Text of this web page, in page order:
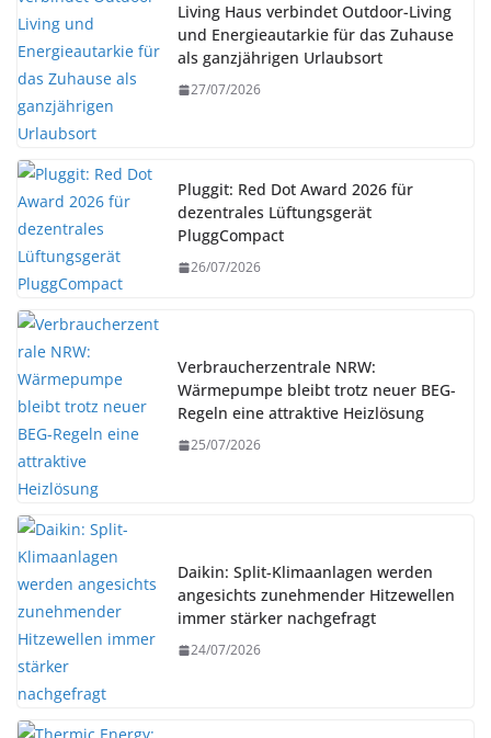
Living Haus verbindet Outdoor-Living
und Energieautarkie für das Zuhause
als ganzjährigen Urlaubsort
27/07/2026
Pluggit: Red Dot Award 2026 für
dezentrales Lüftungsgerät
PluggCompact
26/07/2026
Verbraucherzentrale NRW:
Wärmepumpe bleibt trotz neuer BEG-
Regeln eine attraktive Heizlösung
25/07/2026
Daikin: Split-Klimaanlagen werden
angesichts zunehmender Hitzewellen
immer stärker nachgefragt
24/07/2026